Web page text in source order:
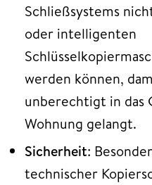
Schließsystems
oder intelligenten
werden können,
unberechtigt in das
Wohnung gelangt.
Sicherheit:
technischer